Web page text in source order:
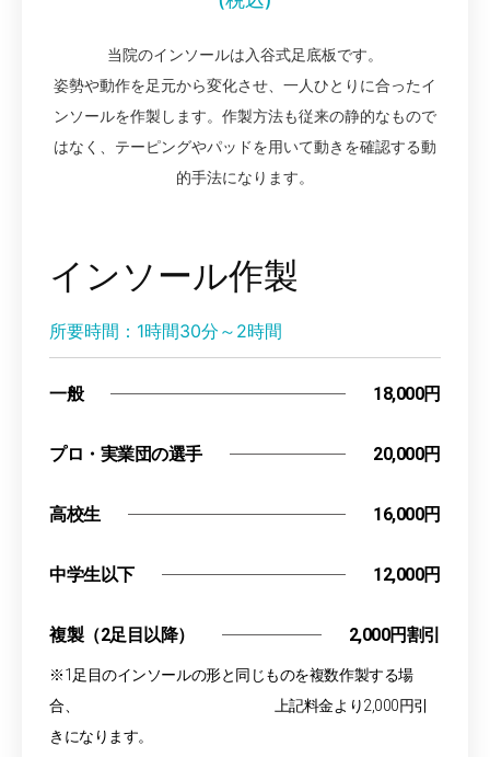
当院のインソールは入谷式足底板です。
姿勢や動作を足元から変化させ、一人ひとりに合ったイ
ンソールを作製します。作製方法も従来の静的なもので
はなく、テーピングやパッドを用いて動きを確認する動
的手法になります。
インソール作製
所要時間：1時間30分～2時間
一般 18,000円
プロ・実業団の選手 20,000円
高校生 16,000円
中学生以下 12,000円
複製（2足目以降） 2,000円割引
※1足目のインソールの形と同じものを複数作製する場
合、 上記料金より2,000円引
きになります。